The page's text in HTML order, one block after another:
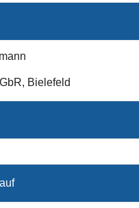
Bielefeld